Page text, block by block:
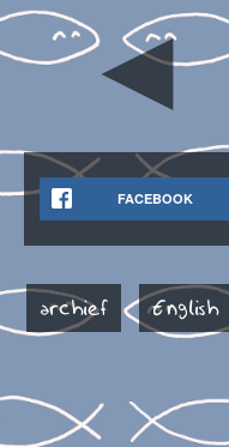
◄
FACEBOOK
archief English